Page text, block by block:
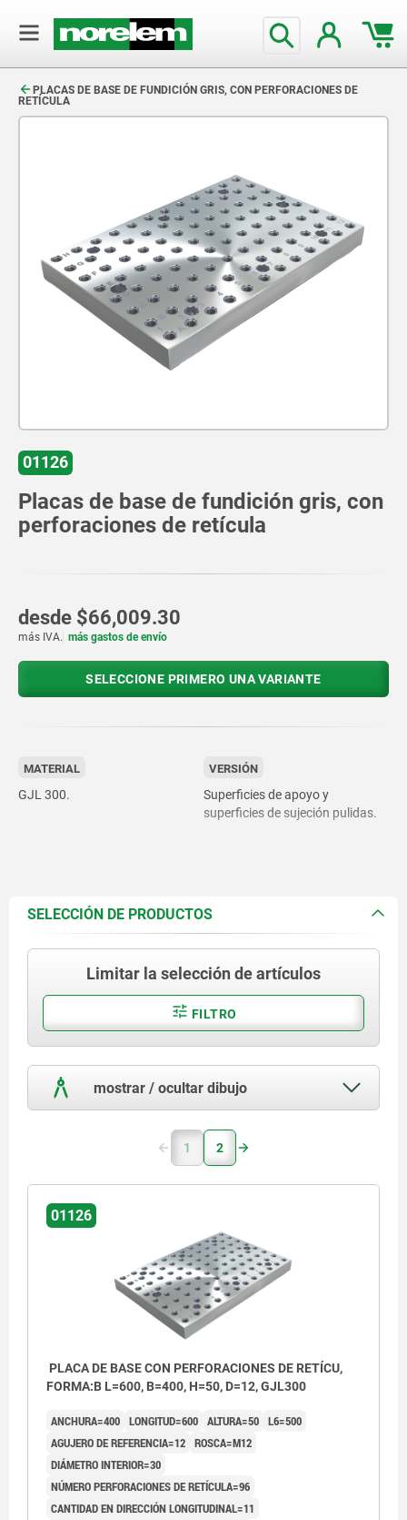
PLACAS DE BASE DE FUNDICIÓN GRIS, CON PERFORACIONES DE
RETÍCULA
01126
Placas de base de fundición gris, con
perforaciones de retícula
desde $66,009.30
más IVA. más gastos de envío
SELECCIONE PRIMERO UNA VARIANTE
MATERIAL
GJL 300.
VERSIÓN
Superficies de apoyo y
superficies de sujeción pulidas.
SELECCIÓN DE PRODUCTOS
Limitar la selección de artículos
FILTRO
mostrar / ocultar dibujo
1 2
01126
PLACA DE BASE CON PERFORACIONES DE RETÍCU,
FORMA:B L=600, B=400, H=50, D=12, GJL300
ANCHURA=400 LONGITUD=600 ALTURA=50 L6=500
AGUJERO DE REFERENCIA=12 ROSCA=M12
DIÁMETRO INTERIOR=30
NÚMERO PERFORACIONES DE RETÍCULA=96
CANTIDAD EN DIRECCIÓN LONGITUDINAL=11